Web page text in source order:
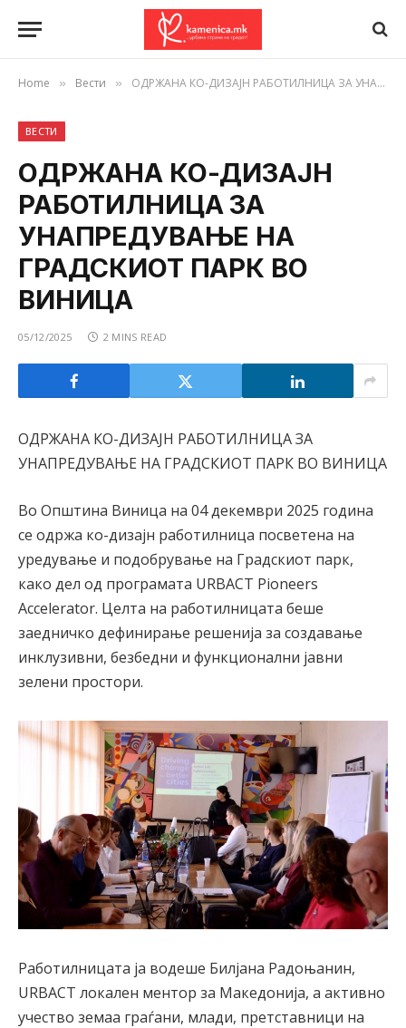
Home » Вести » ОДРЖАНА КО-ДИЗАЈН РАБОТИЛНИЦА ЗА УНАПРЕДУВАЊЕ НА ГРАДСКИОТ ПАРК ВО ВИНИЦА
ВЕСТИ
ОДРЖАНА КО-ДИЗАЈН
РАБОТИЛНИЦА ЗА
УНАПРЕДУВАЊЕ НА
ГРАДСКИОТ ПАРК ВО
ВИНИЦА
05/12/2025 2 MINS READ
ОДРЖАНА КО-ДИЗАЈН РАБОТИЛНИЦА ЗА
УНАПРЕДУВАЊЕ НА ГРАДСКИОТ ПАРК ВО ВИНИЦА
Во Општина Виница на 04 декември 2025 година
се одржа ко-дизајн работилница посветена на
уредување и подобрување на Градскиот парк,
како дел од програмата URBACT Pioneers
Accelerator. Целта на работилницата беше
заедничко дефинирање решенија за создавање
инклузивни, безбедни и функционални јавни
зелени простори.
Работилницата ја водеше Билјана Радоњанин,
URBACT локален ментор за Македонија, а активно
учество земаа граѓани, млади, претставници на